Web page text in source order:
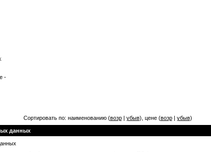
-
Сортировать по: наименованию (возр| убыв), цене (возр| убыв)
данных